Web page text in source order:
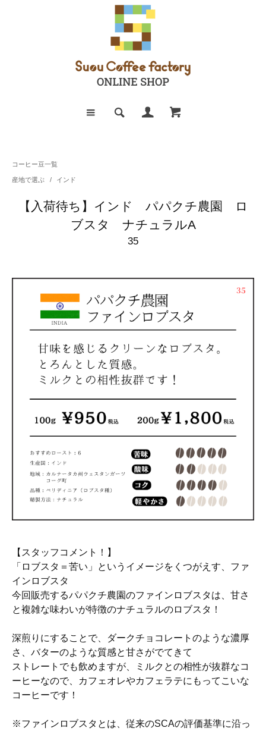
コーヒー豆一覧
産地で選ぶ / インド
【入荷待ち】インド パパクチ農園 ロ
ブスタ ナチュラルA
35
【スタッフコメント！】
「ロブスタ＝苦い」というイメージをくつがえす、ファ
インロブスタ
今回販売するパパクチ農園のファインロブスタは、甘さ
と複雑な味わいが特徴のナチュラルのロブスタ！
深煎りにすることで、ダークチョコレートのような濃厚
さ、バターのような質感と甘さがでてきて
ストレートでも飲めますが、ミルクとの相性が抜群なコ
ーヒーなので、カフェオレやカフェラテにもってこいな
コーヒーです！
※ファインロブスタとは、従来のSCAの評価基準に沿っ